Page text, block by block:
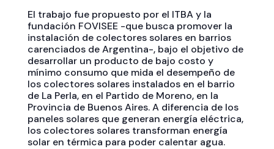
El trabajo fue propuesto por el ITBA y la
fundación FOVISEE -que busca promover la
instalación de colectores solares en barrios
carenciados de Argentina-, bajo el objetivo de
desarrollar un producto de bajo costo y
mínimo consumo que mida el desempeño de
los colectores solares instalados en el barrio
de La Perla, en el Partido de Moreno, en la
Provincia de Buenos Aires. A diferencia de los
paneles solares que generan energía eléctrica,
los colectores solares transforman energía
solar en térmica para poder calentar agua.